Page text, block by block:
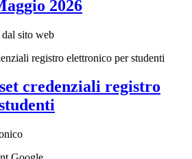
2026
sito web
credenziali registro